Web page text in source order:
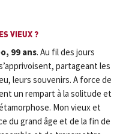
VIEUX ?
99 ans. Au fil des jours
partageant les
leurs souvenirs. A force de
un rempart à la solitude et
Mon vieux et
du grand âge et de la fin de